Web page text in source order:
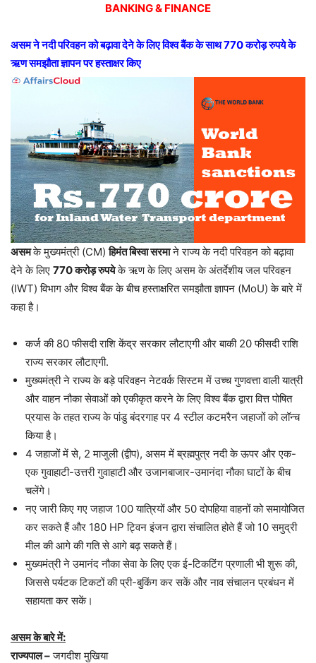
BANKING & FINANCE
असम ने नदी परिवहन को बढ़ावा देने के लिए विश्व बैंक के साथ 770 करोड़ रुपये के
ऋण समझौता ज्ञापन पर हस्ताक्षर किए
असमके मुख्यमंत्री (CM)हिमंत बिस्वा सरमाने राज्य के नदी परिवहन को बढ़ावा
देने के लिए 770 करोड़ रुपयेके ऋण के लिए असम के अंतर्देशीय जल परिवहन
(IWT) विभाग और विश्व बैंक के बीच हस्ताक्षरित समझौता ज्ञापन (MoU) के बारे में
कहा है।
कर्ज की 80 फीसदी राशि केंद्र सरकार लौटाएगी और बाकी 20 फीसदी राशि
राज्य सरकार लौटाएगी.
मुख्यमंत्री ने राज्य के बड़े परिवहन नेटवर्क सिस्टम में उच्च गुणवत्ता वाली यात्री
और वाहन नौका सेवाओं को एकीकृत करने के लिए विश्व बैंक द्वारा वित्त पोषित
प्रयास के तहत राज्य के पांडु बंदरगाह पर 4 स्टील कटमरैन जहाजों को लॉन्च
किया है।
4 जहाजों में से, 2 माजुली (द्वीप), असम में ब्रह्मपुत्र नदी के ऊपर और एक-
एक गुवाहाटी-उत्तरी गुवाहाटी और उजानबाजार-उमानंदा नौका घाटों के बीच
चलेंगे।
नए जारी किए गए जहाज 100 यात्रियों और 50 दोपहिया वाहनों को समायोजित
कर सकते हैं और 180 HP ट्विन इंजन द्वारा संचालित होते हैं जो 10 समुद्री
मील की आगे की गति से आगे बढ़ सकते हैं।
मुख्यमंत्री ने उमानंद नौका सेवा के लिए एक ई-टिकटिंग प्रणाली भी शुरू की,
जिससे पर्यटक टिकटों की प्री-बुकिंग कर सकें और नाव संचालन प्रबंधन में
सहायता कर सकें।
असम के बारे में:
राज्यपाल –जगदीश मुखिया